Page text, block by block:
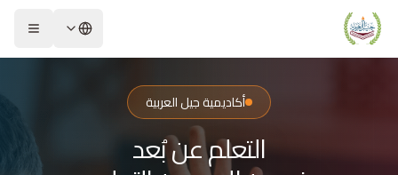
أكاديمية جيل العربية – Jeel Alarabiya Academy
أكاديمية جيل العربية هي منصة تعليمية عبر الإنترنت تأسست عام 2023، متخصصة في تعليم اللغة العربية وتجويد القرآن الكريم والتربية الإسلامية والعلوم للأطفال والبالغين من مختلف أنحاء العالم.
ما الذي تقدمه الأكاديمية؟
تعليم اللغة العربية للناطقين بها وغير الناطقين بها
تجويد وحفظ القرآن الكريم مع إجازات معتمدة
الشريحة 2 من 4: التعلم عن بُعد خير من البعد عن التعليم
أكاديمية جيل العربية
التعلم عن بُعد